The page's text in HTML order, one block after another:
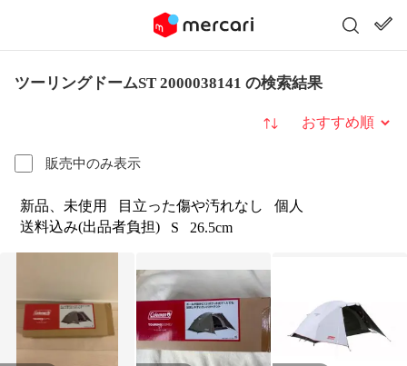
ツーリングドームST 2000038141 の検索結果
販売中のみ表示
並び替え
新品、未使用 目立った傷や汚れなし
個人
送料込み(出品者負担)
S 26.5cm